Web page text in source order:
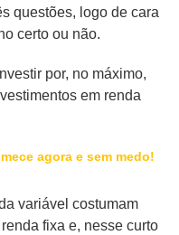
questões, logo de cara
certo ou não.
por, no máximo,
em renda
agora e sem medo!
variável costumam
fixa e, nesse curto